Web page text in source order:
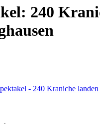
240
- 240 Kraniche landen